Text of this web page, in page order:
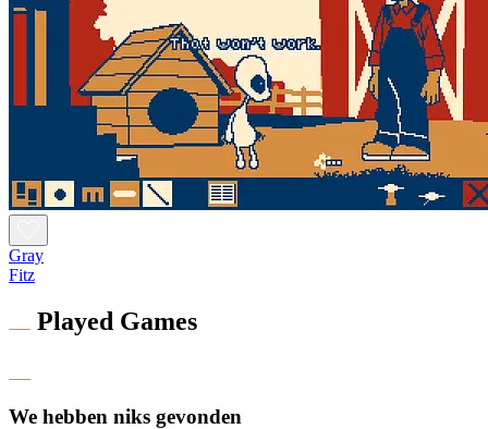
Gray
Fitz
Played Games
We hebben niks gevonden